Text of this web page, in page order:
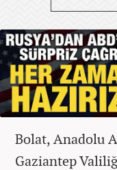
Bolat, Anadolu
Gaziantep